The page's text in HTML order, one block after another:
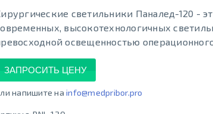
светильники Паналед-120 -
высокотехнологичных
освещенностью
ЗАПРОСИТЬ ЦЕНУ
напишите наinfo@medpribor.pro